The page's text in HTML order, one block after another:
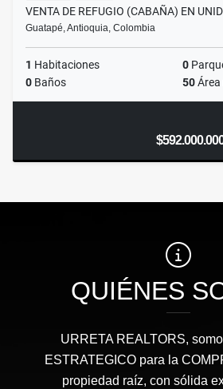
VENTA DE REFUGIO (CABAÑA) EN
Guatapé, Antioquia, Colombia
1 Habitaciones 0
0 Baños 50Área
QUIÉNES
URRETA REALTORS,
ESTRATEGICO para la
propiedad raíz, con sólida